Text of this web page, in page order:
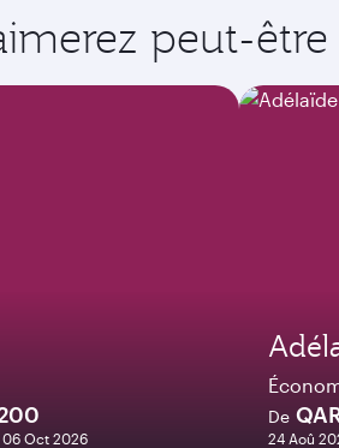
peut-être
06 Oct 2026
De
24 Aoû